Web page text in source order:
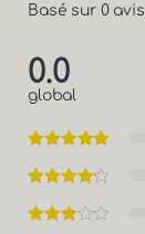
Basé sur 0 avis
0.0
global